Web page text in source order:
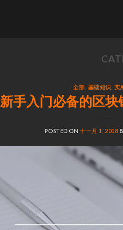
全部 基础知识 实
新手入门必备的区
POSTED ON十一月 1, 2018